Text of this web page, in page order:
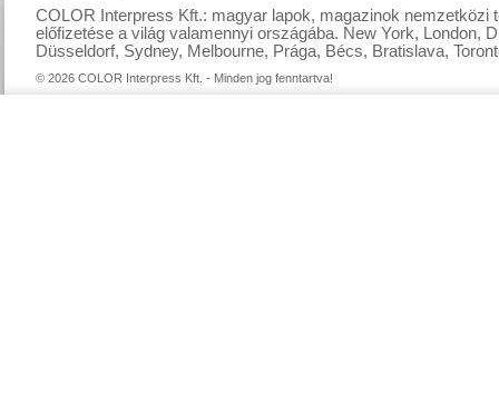
COLOR Interpress Kft.: magyar lapok, magazinok nemzetközi
előfizetése a világ valamennyi országába. New York, London,
Düsseldorf, Sydney, Melbourne, Prága, Bécs, Bratislava,
© 2026 COLOR Interpress Kft. - Minden jog fenntartva!